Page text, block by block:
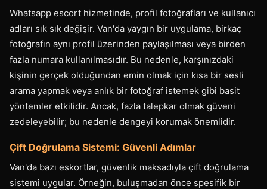
Whatsapp escort hizmetinde, profil fotoğrafları ve kullanıcı
adları sık sık değişir. Van'da yaygın bir uygulama, birkaç
fotoğrafın aynı profil üzerinden paylaşılması veya birden
fazla numara kullanılmasıdır. Bu nedenle, karşınızdaki
kişinin gerçek olduğundan emin olmak için kısa bir sesli
arama yapmak veya anlık bir fotoğraf istemek gibi basit
yöntemler etkilidir. Ancak, fazla talepkar olmak güveni
zedeleyebilir; bu nedenle dengeyi korumak önemlidir.
Çift Doğrulama Sistemi: Güvenli Adımlar
Van'da bazı eskortlar, güvenlik maksadıyla çift doğrulama
sistemi uygular. Örneğin, buluşmadan önce spesifik bir